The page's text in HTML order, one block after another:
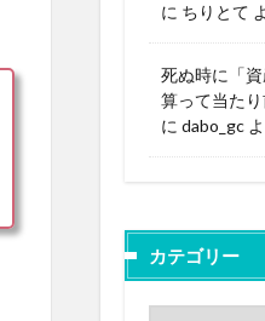
に ちりとて
死ぬ時に「
算って当たり
に dabo_gc
カテゴリー